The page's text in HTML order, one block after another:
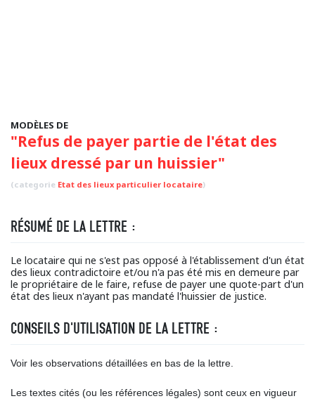
MODÈLES DE
"Refus de payer partie de l'état des
lieux dressé par un huissier"
(categorie Etat des lieux particulier locataire)
RÉSUMÉ DE LA LETTRE :
Le locataire qui ne s'est pas opposé à l'établissement d'un état
des lieux contradictoire et/ou n'a pas été mis en demeure par
le propriétaire de le faire, refuse de payer une quote-part d'un
état des lieux n'ayant pas mandaté l'huissier de justice.
CONSEILS D'UTILISATION DE LA LETTRE :
Voir les observations détaillées en bas de la lettre.
Les textes cités (ou les références légales) sont ceux en vigueur